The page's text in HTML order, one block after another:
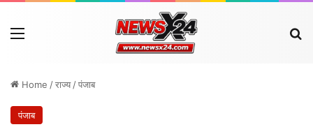
Menu
Home /राज्य /पंजाब
पंजाब